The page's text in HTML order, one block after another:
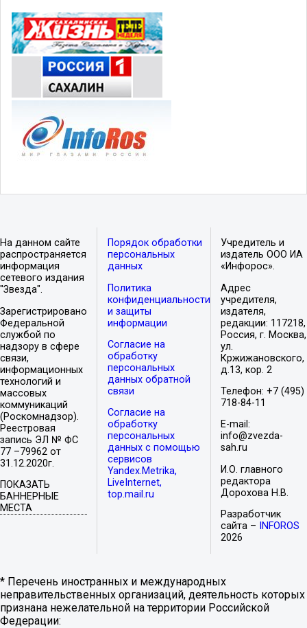
На данном сайте
распространяется
информация
сетевого издания
"Звезда".
Зарегистрировано
Федеральной
службой по
надзору в сфере
связи,
информационных
технологий и
массовых
коммуникаций
(Роскомнадзор).
Реестровая
запись ЭЛ № ФС
77 –79962 от
31.12.2020г.
ПОКАЗАТЬ
БАННЕРНЫЕ
МЕСТА
Порядок обработки
персональных
данных
Политика
конфиденциальности
и защиты
информации
Согласие на
обработку
персональных
данных обратной
связи
Согласие на
обработку
персональных
данных с помощью
сервисов
Yandex.Metrika,
LiveInternet,
top.mail.ru
Учредитель и
издатель ООО ИА
«Инфорос».
Адрес
учредителя,
издателя,
редакции: 117218,
Россия, г. Москва,
ул.
Кржижановского,
д.13, кор. 2
Телефон: +7 (495)
718-84-11
E-mail:
info@zvezda-
sah.ru
И.О. главного
редактора
Дорохова Н.В.
Разработчик
сайта –
INFOROS
2026
* Перечень иностранных и международных
неправительственных организаций, деятельность которых
признана нежелательной на территории Российской
Федерации: